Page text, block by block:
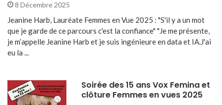
8 Décembre 2025
Jeanine Harb, Lauréate Femmes en Vue 2025 : "S'il y a un mot
que je garde de ce parcours c'est la confiance" "Je me présente,
je m’appelle Jeanine Harb et je suis ingénieure en data et IA.J'ai
eu la ...
Soirée des 15 ans Vox Femina et
clôture Femmes en vues 2025